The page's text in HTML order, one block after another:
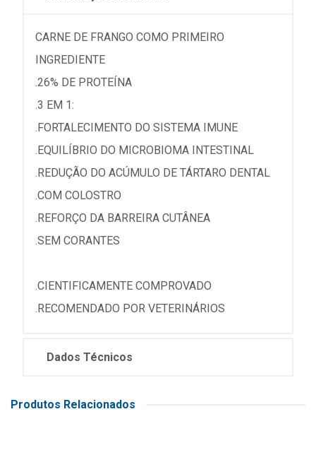
CARNE DE FRANGO COMO PRIMEIRO
INGREDIENTE
.26% DE PROTEÍNA
.3 EM 1:
.FORTALECIMENTO DO SISTEMA IMUNE
.EQUILÍBRIO DO MICROBIOMA INTESTINAL
.REDUÇÃO DO ACÚMULO DE TÁRTARO DENTAL
.COM COLOSTRO
.REFORÇO DA BARREIRA CUTÂNEA
.SEM CORANTES
.CIENTIFICAMENTE COMPROVADO
.RECOMENDADO POR VETERINÁRIOS
Dados Técnicos
Produtos Relacionados